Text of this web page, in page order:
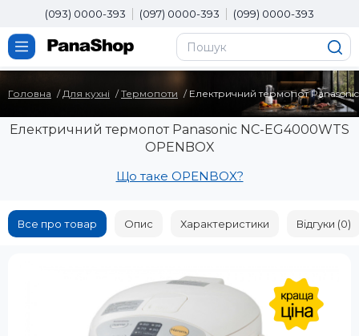
(093) 0000-393 (097) 0000-393 (099) 0000-393
Головна Для кухні Термопоти Електричний термопот
Електричний термопот Panasonic NC-EG4000WTS
OPENBOX
Що таке OPENBOX?
Все про товар Опис Характеристики Відгуки (0)